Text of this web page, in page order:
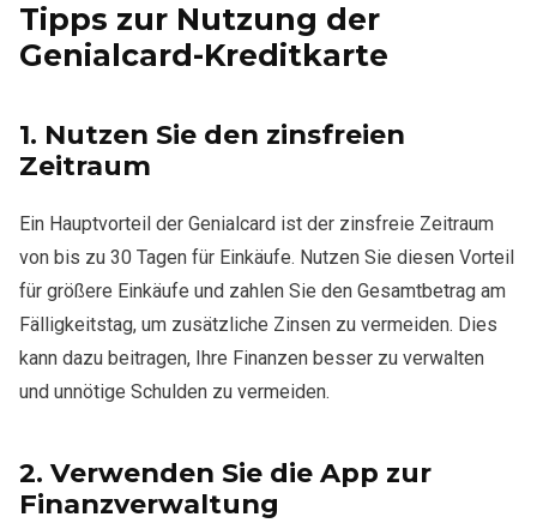
Tipps zur Nutzung der
Genialcard-Kreditkarte
1. Nutzen Sie den zinsfreien
Zeitraum
Ein Hauptvorteil der Genialcard ist der zinsfreie Zeitraum
von bis zu 30 Tagen für Einkäufe. Nutzen Sie diesen Vorteil
für größere Einkäufe und zahlen Sie den Gesamtbetrag am
Fälligkeitstag, um zusätzliche Zinsen zu vermeiden. Dies
kann dazu beitragen, Ihre Finanzen besser zu verwalten
und unnötige Schulden zu vermeiden.
2. Verwenden Sie die App zur
Finanzverwaltung